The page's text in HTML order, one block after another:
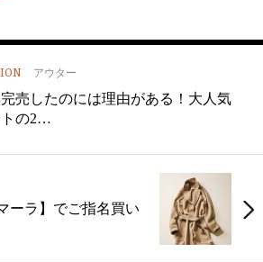
アウター
売したのには理由がある！大人気
トの2…
ーラ】でご指名買い